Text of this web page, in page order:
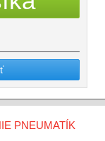
PNEUMATÍK